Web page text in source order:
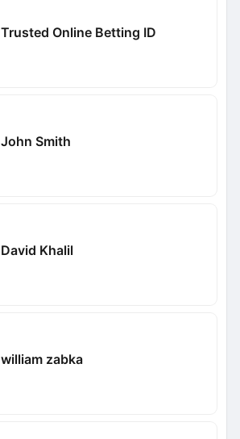
Trusted Online Betting ID
John Smith
David Khalil
william zabka